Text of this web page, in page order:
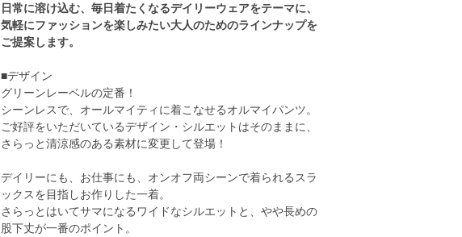
日常に溶け込む、毎日着たくなるデイリーウェアをテーマに、
気軽にファッションを楽しみたい大人のためのラインナップを
ご提案します。
■デザイン
グリーンレーベルの定番！
シーンレスで、オールマイティに着こなせるオルマイパンツ。
ご好評をいただいているデザイン・シルエットはそのままに、
さらっと清涼感のある素材に変更して登場！
デイリーにも、お仕事にも、オンオフ両シーンで着られるスラ
ックスを目指しお作りした一着。
さらっとはいてサマになるワイドなシルエットと、やや長めの
股下丈が一番のポイント。